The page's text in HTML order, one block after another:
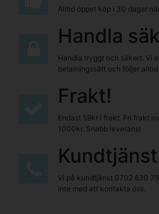
Alltid öppet köp i 30 dagar
Handla
Handla tryggt och säkert. Vi
betalningssätt och följer
Frakt!
Endast 59kr i frakt. Fri frakt
1000kr. Snabb leverans!
Kundtjänst
Vi på kundtjänst 0702 630
inte med att kontakta oss.